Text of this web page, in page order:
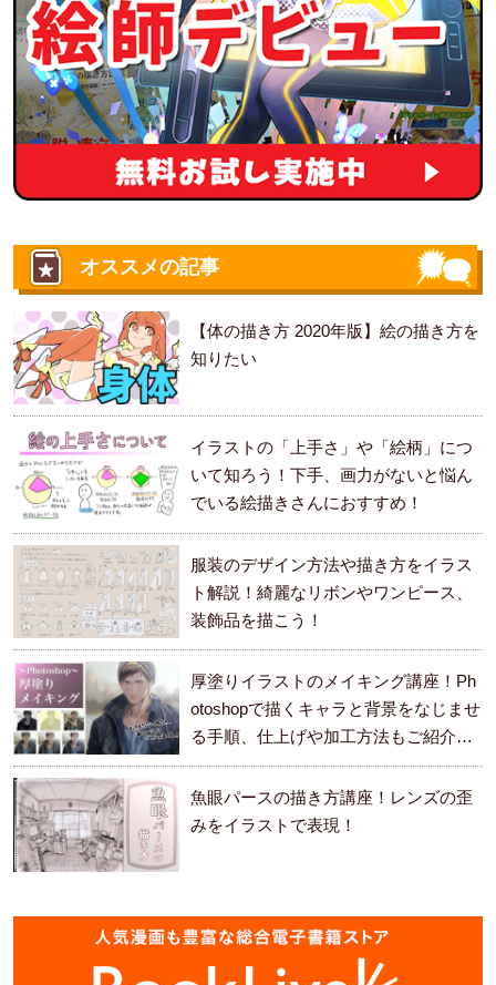
オススメの記事
【体の描き方 2020年版】絵の描き方を
知りたい
イラストの「上手さ」や「絵柄」につ
いて知ろう！下手、画力がないと悩ん
でいる絵描きさんにおすすめ！
服装のデザイン方法や描き方をイラス
ト解説！綺麗なリボンやワンピース、
装飾品を描こう！
厚塗りイラストのメイキング講座！Ph
otoshopで描くキャラと背景をなじませ
る手順、仕上げや加工方法もご紹介し
ます。
魚眼パースの描き方講座！レンズの歪
みをイラストで表現！